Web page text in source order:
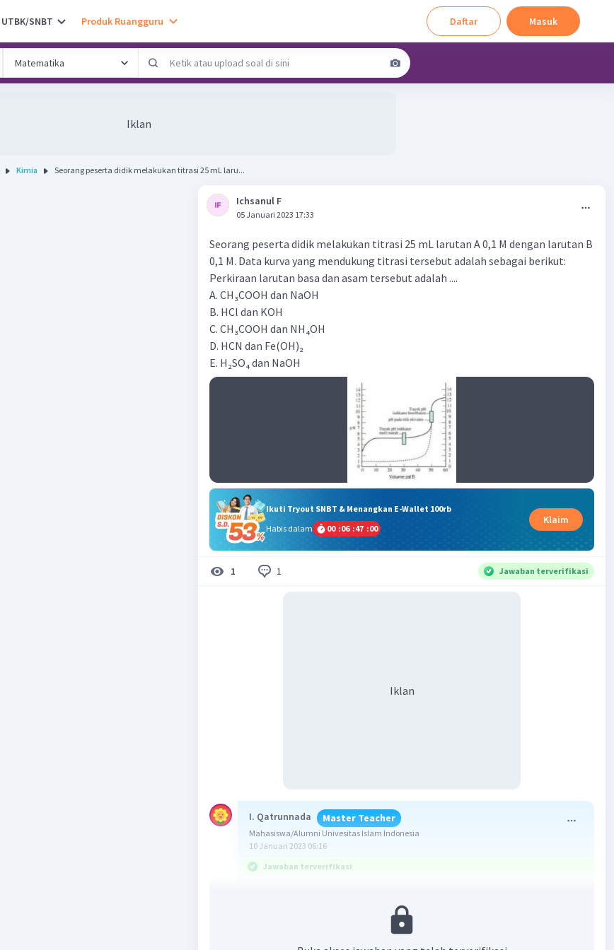
UTBK/SNBT Produk Ruangguru Daftar Masuk
Iklan
Kimia Seorang peserta didik melakukan titrasi 25 mL laru...
Ichsanul F
05 Januari 2023 17:33
Seorang peserta didik melakukan titrasi 25 mL larutan A 0,1 M dengan larutan B
0,1 M. Data kurva yang mendukung titrasi tersebut adalah sebagai berikut:
Perkiraan larutan basa dan asam tersebut adalah ....
A. CH₃COOH dan NaOH
B. HCl dan KOH
C. CH₃COOH dan NH₄OH
D. HCN dan Fe(OH)₂
E. H₂SO₄ dan NaOH
Ikuti Tryout SNBT & Menangkan E-Wallet 100rb
Habis dalam
00 :06 :47 :00
Klaim
1 1 Jawaban terverifikasi
Iklan
I. Qatrunnada Master Teacher
Mahasiswa/Alumni Univesitas Islam Indonesia
10 Januari 2023 06:16
Jawaban terverifikasi
Titrasi asam basa adalah penentuan kadar suatu larutan basa